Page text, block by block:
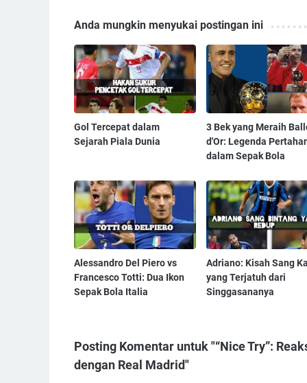
Anda mungkin menyukai postingan ini
Gol Tercepat dalam
Sejarah Piala Dunia
3 Bek yang Meraih
d'Or: Legenda
dalam Sepak Bola
Alessandro Del Piero vs
Francesco Totti: Dua Ikon
Sepak Bola Italia
Adriano: Kisah Sang
yang Terjatuh dari
Singgasananya
Posting Komentar untuk "“Nice Try”:
dengan Real Madrid"